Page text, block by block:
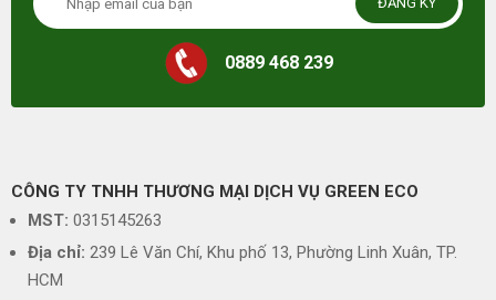
0889 468 239
CÔNG TY TNHH THƯƠNG MẠI DỊCH VỤ GREEN ECO
MST: 0315145263
Địa chỉ: 239 Lê Văn Chí, Khu phố 13, Phường Linh Xuân, TP.
HCM